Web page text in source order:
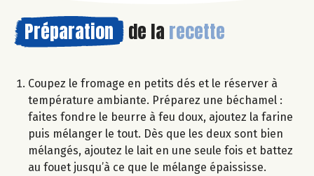
Préparation de la recette
Coupez le fromage en petits dés et le réserver à
température ambiante. Préparez une béchamel :
faites fondre le beurre à feu doux, ajoutez la farine
puis mélanger le tout. Dès que les deux sont bien
mélangés, ajoutez le lait en une seule fois et battez
au fouet jusqu’à ce que le mélange épaississe.